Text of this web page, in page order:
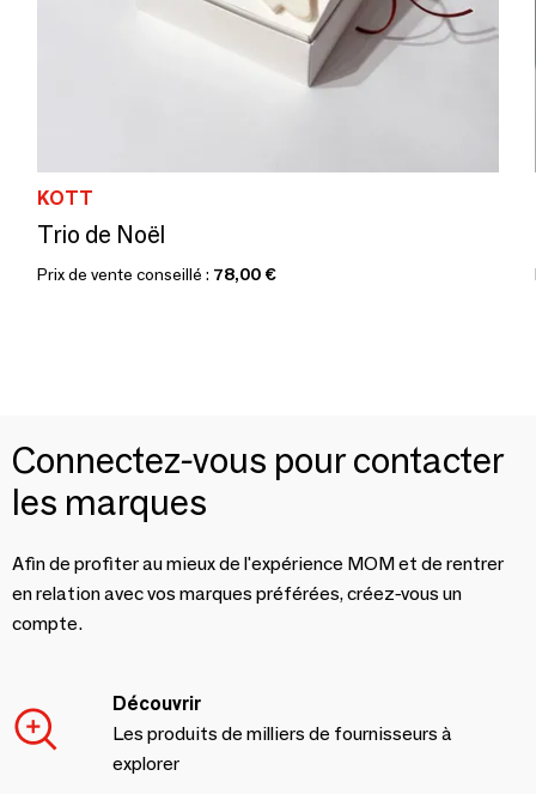
KOTT
Trio de Noël
Prix de vente conseillé : 78,00 €
Connectez-vous pour contacter
les marques
Afin de profiter au mieux de l'expérience MOM et de rentrer
en relation avec vos marques préférées, créez-vous un
compte.
Découvrir
Les produits de milliers de fournisseurs à
explorer